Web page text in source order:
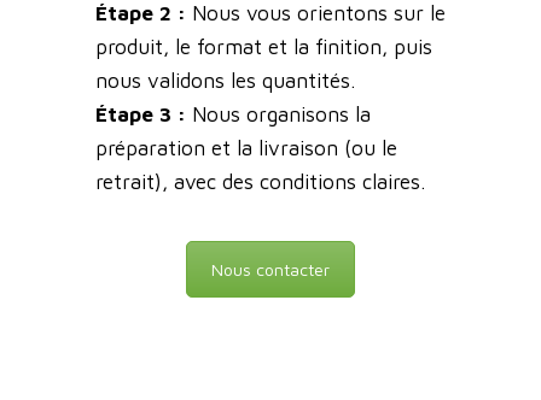
Étape 2 : Nous vous orientons sur le
produit, le format et la finition, puis
nous validons les quantités.
Étape 3 : Nous organisons la
préparation et la livraison (ou le
retrait), avec des conditions claires.
Nous contacter